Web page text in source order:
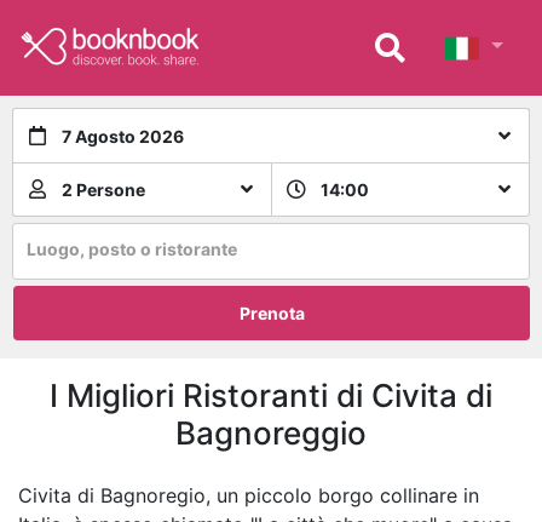
7 Agosto 2026
2 Persone 14:00
Luogo, posto o ristorante
Prenota
I Migliori Ristoranti di Civita di
Bagnoreggio
Civita di Bagnoregio, un piccolo borgo collinare in